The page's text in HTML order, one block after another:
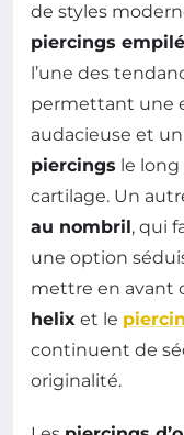
de styles
piercings
l’une des
permettant une
audacieuse et
piercings le
cartilage. Un
au nombril, qui
une option
mettre en avant
helix et le
continuent de
originalité.